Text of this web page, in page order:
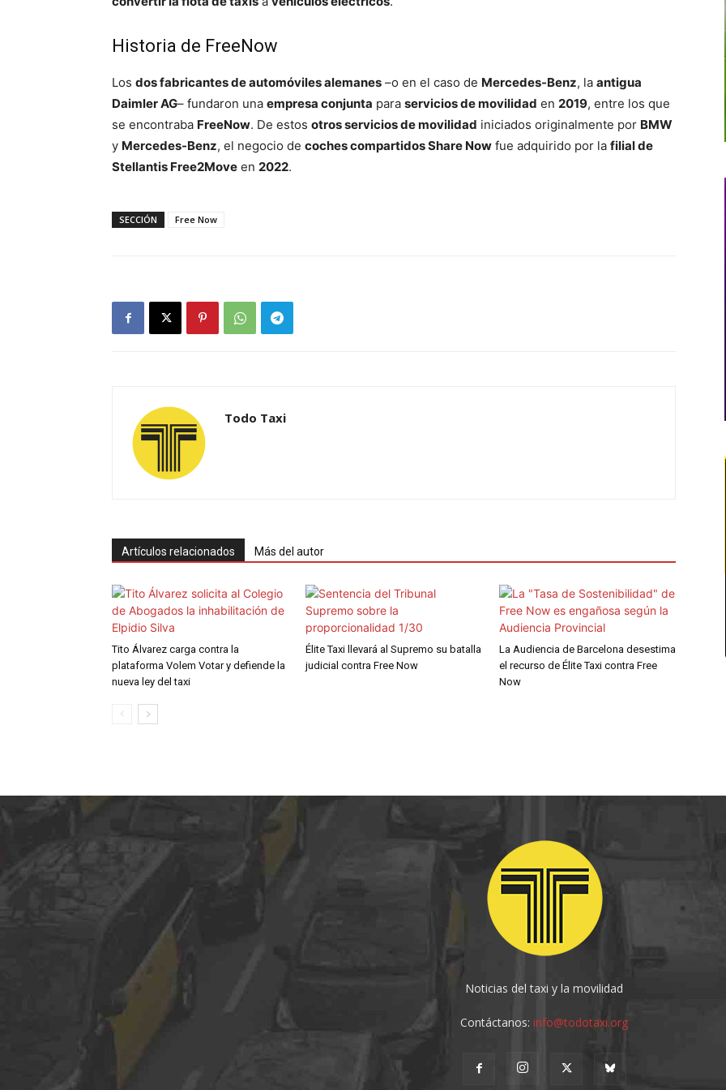
Historia de FreeNow
Los dos fabricantes de automóviles alemanes –o en el caso de Mercedes-Benz, la antigua
Daimler AG– fundaron una empresa conjunta para servicios de movilidad en 2019, entre los que
se encontraba FreeNow. De estos otros servicios de movilidad iniciados originalmente por BMW
y Mercedes-Benz, el negocio de coches compartidos Share Now fue adquirido por la filial de
Stellantis Free2Move en 2022.
SECCIÓN Free Now
Todo Taxi
Artículos relacionados Más del autor
Tito Álvarez carga contra la
plataforma Volem Votar y defiende la
nueva ley del taxi
Élite Taxi llevará al Supremo su batalla
judicial contra Free Now
La Audiencia de Barcelona desestima
el recurso de Élite Taxi contra Free
Now
Noticias del taxi y la movilidad
Contáctanos:info@todotaxi.org